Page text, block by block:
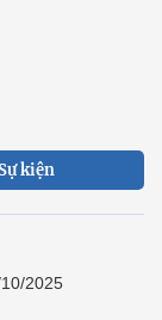
kiện
2025